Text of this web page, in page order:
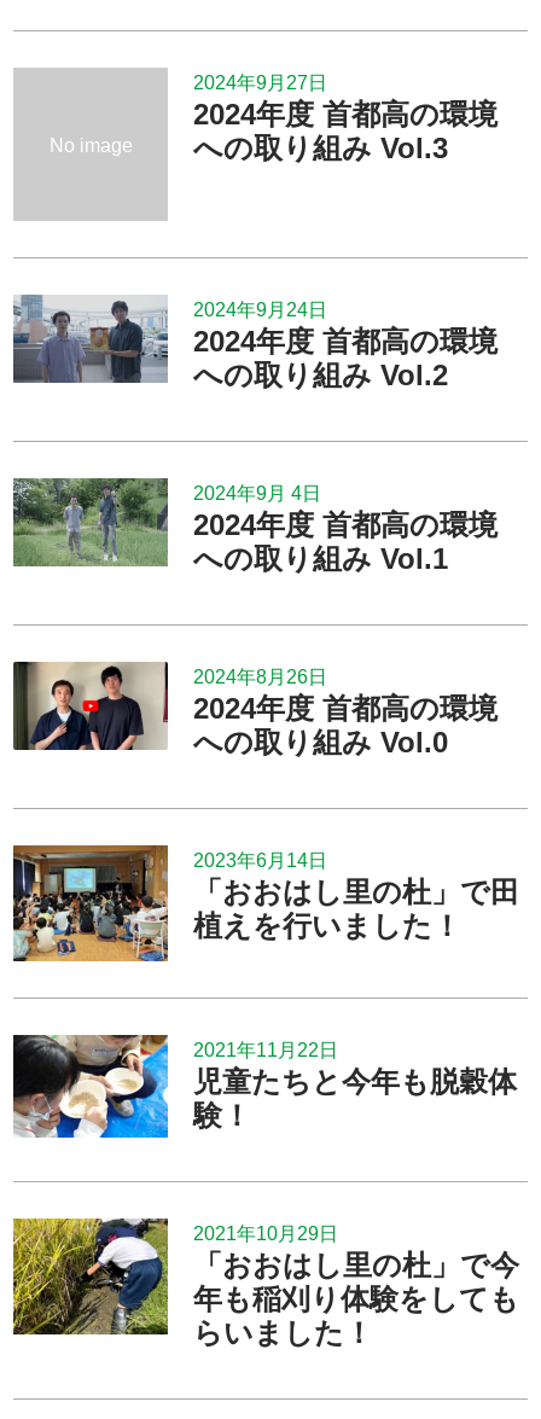
No image
2024年9月27日
2024年度 首都高の環境
への取り組み Vol.3
2024年9月24日
2024年度 首都高の環境
への取り組み Vol.2
2024年9月 4日
2024年度 首都高の環境
への取り組み Vol.1
2024年8月26日
2024年度 首都高の環境
への取り組み Vol.0
2023年6月14日
「おおはし里の杜」で田
植えを行いました！
2021年11月22日
児童たちと今年も脱穀体
験！
2021年10月29日
「おおはし里の杜」で今
年も稲刈り体験をしても
らいました！